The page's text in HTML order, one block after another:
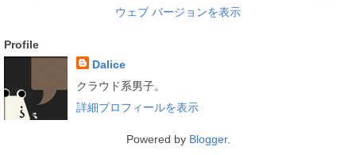
ウェブ バージョンを表示
Profile
Dalice
クラウド系男子。
詳細プロフィールを表示
Powered by Blogger.